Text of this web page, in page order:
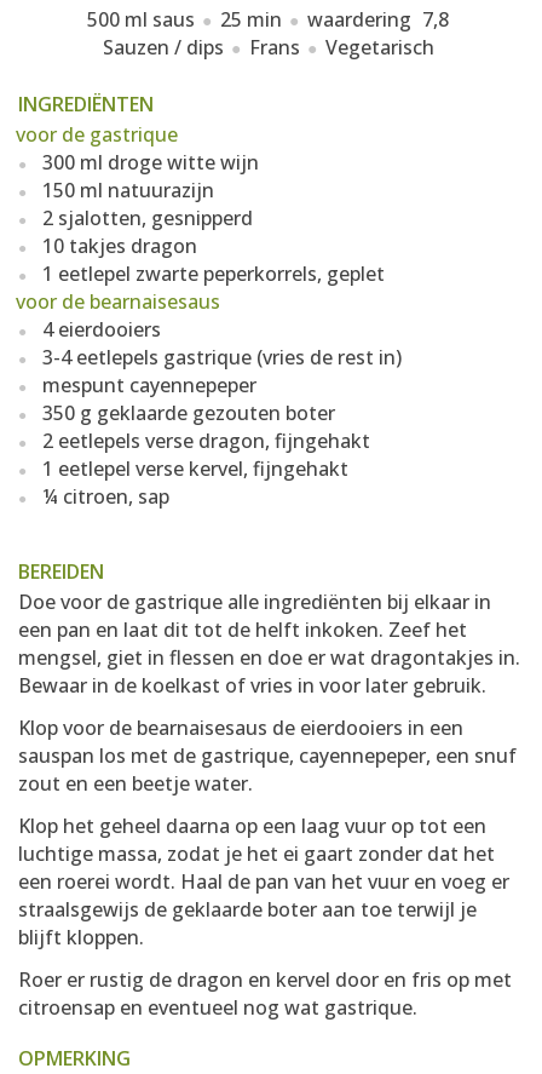
500 ml saus 25 min waardering 7,8
Sauzen / dips
Frans Vegetarisch
INGREDIËNTEN
voor de gastrique
300 ml droge witte wijn
150 ml natuurazijn
2 sjalotten, gesnipperd
10 takjes dragon
1 eetlepel zwarte peperkorrels, geplet
voor de bearnaisesaus
4 eierdooiers
3-4 eetlepels gastrique (vries de rest in)
mespunt cayennepeper
350 g geklaarde gezouten boter
2 eetlepels verse dragon, fijngehakt
1 eetlepel verse kervel, fijngehakt
¼ citroen, sap
BEREIDEN
Doe voor de gastrique alle ingrediënten bij elkaar in
een pan en laat dit tot de helft inkoken. Zeef het
mengsel, giet in flessen en doe er wat dragontakjes in.
Bewaar in de koelkast of vries in voor later gebruik.
Klop voor de bearnaisesaus de eierdooiers in een
sauspan los met de gastrique, cayennepeper, een snuf
zout en een beetje water.
Klop het geheel daarna op een laag vuur op tot een
luchtige massa, zodat je het ei gaart zonder dat het
een roerei wordt. Haal de pan van het vuur en voeg er
straalsgewijs de geklaarde boter aan toe terwijl je
blijft kloppen.
Roer er rustig de dragon en kervel door en fris op met
citroensap en eventueel nog wat gastrique.
OPMERKING